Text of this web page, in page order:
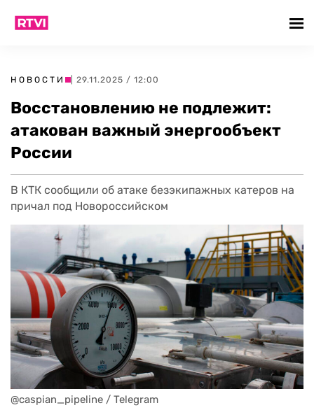
НОВОСТИ | 29.11.2025 / 12:00
Восстановлению не подлежит:
атакован важный энергообъект
России
В КТК сообщили об атаке безэкипажных катеров на
причал под Новороссийском
@caspian_pipeline / Telegram